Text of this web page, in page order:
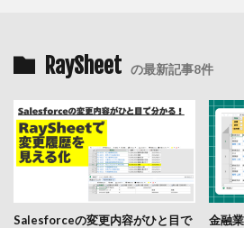
RaySheet の最新記事8件
Salesforceの変更内容がひと目で
金融